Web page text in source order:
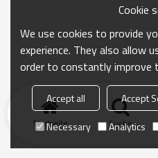
Startseite Suche
Cookie
We use cookies to provide
experience. They also allow
order to constantly improve
Accept all Accept
Necessary
Analytics